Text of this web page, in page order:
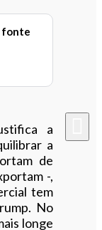
fonte
a
a
de
-,
tem
No
longe